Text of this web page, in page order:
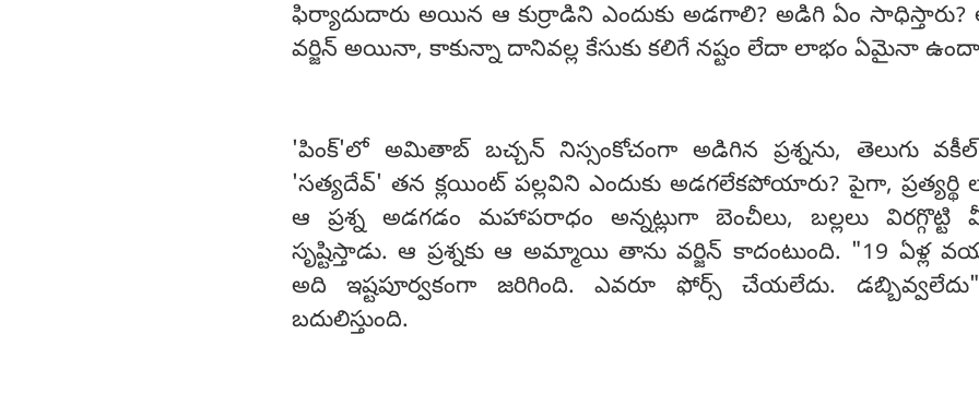
ఫిర్యాదుదారు అయిన ఆ కుర్రాడిని ఎందుకు అడగాలి? అడిగి ఏం సాధిస్తారు?
వర్జిన్ అయినా, కాకున్నా దానివల్ల కేసుకు కలిగే నష్టం లేదా లాభం ఏమైనా
'పింక్'లో అమితాబ్ బచ్చన్ నిస్సంకోచంగా అడిగిన ప్రశ్నను, తెలుగు
'సత్యదేవ్' తన క్లయింట్ పల్లవిని ఎందుకు అడగలేకపోయారు? పైగా,
ఆ ప్రశ్న అడగడం మహాపరాధం అన్నట్లుగా బెంచీలు, బల్లలు విరగ్గొట్టి
సృష్టిస్తాడు. ఆ ప్రశ్నకు ఆ అమ్మాయి తాను వర్జిన్ కాదంటుంది. "19 ఏళ్ల
అది ఇష్టపూర్వకంగా జరిగింది. ఎవరూ ఫోర్స్ చేయలేదు.
బదులిస్తుంది.